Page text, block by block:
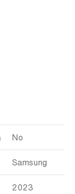
No
Samsung
2023